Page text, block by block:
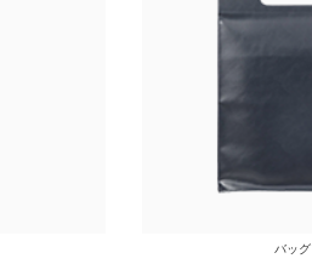
バッグ